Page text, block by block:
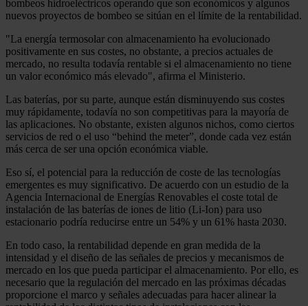
bombeos hidroeléctricos operando que son económicos y algunos
nuevos proyectos de bombeo se sitúan en el límite de la rentabilidad.
"La energía termosolar con almacenamiento ha evolucionado
positivamente en sus costes, no obstante, a precios actuales de
mercado, no resulta todavía rentable si el almacenamiento no tiene
un valor económico más elevado", afirma el Ministerio.
Las baterías, por su parte, aunque están disminuyendo sus costes
muy rápidamente, todavía no son competitivas para la mayoría de
las aplicaciones. No obstante, existen algunos nichos, como ciertos
servicios de red o el uso “behind the meter”, donde cada vez están
más cerca de ser una opción económica viable.
Eso sí, el potencial para la reducción de coste de las tecnologías
emergentes es muy significativo. De acuerdo con un estudio de la
Agencia Internacional de Energías Renovables el coste total de
instalación de las baterías de iones de litio (Li-Ion) para uso
estacionario podría reducirse entre un 54% y un 61% hasta 2030.
En todo caso, la rentabilidad depende en gran medida de la
intensidad y el diseño de las señales de precios y mecanismos de
mercado en los que pueda participar el almacenamiento. Por ello, es
necesario que la regulación del mercado en las próximas décadas
proporcione el marco y señales adecuadas para hacer alinear la